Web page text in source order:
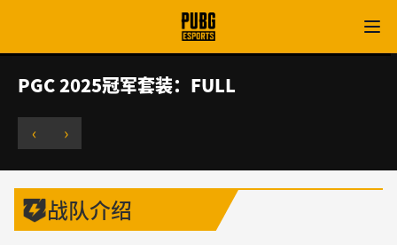
PGS第三赛段登陆上海，下半赛季正式打响
‹ ›
战队介绍